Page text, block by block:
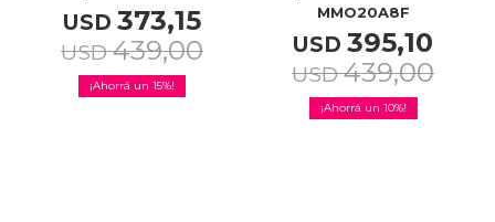
USD 373,15
USD 439,00
15
MMO20A8F
USD 395,10
USD 439,00
10